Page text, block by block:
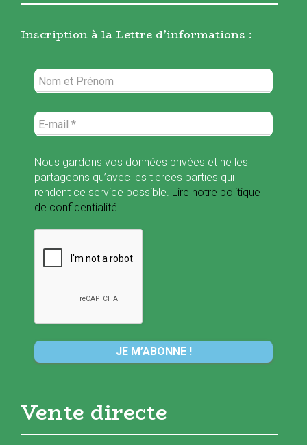
Inscription à la Lettre d’informations :
Nous gardons vos données privées et ne les
partageons qu’avec les tierces parties qui
rendent ce service possible. Lire notre politique
de confidentialité.
Vente directe